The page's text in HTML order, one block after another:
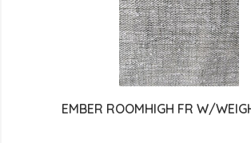
EMBER ROOMHIGH FR W/